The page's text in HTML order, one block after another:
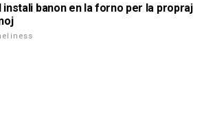
instali banon en la forno per la propraj